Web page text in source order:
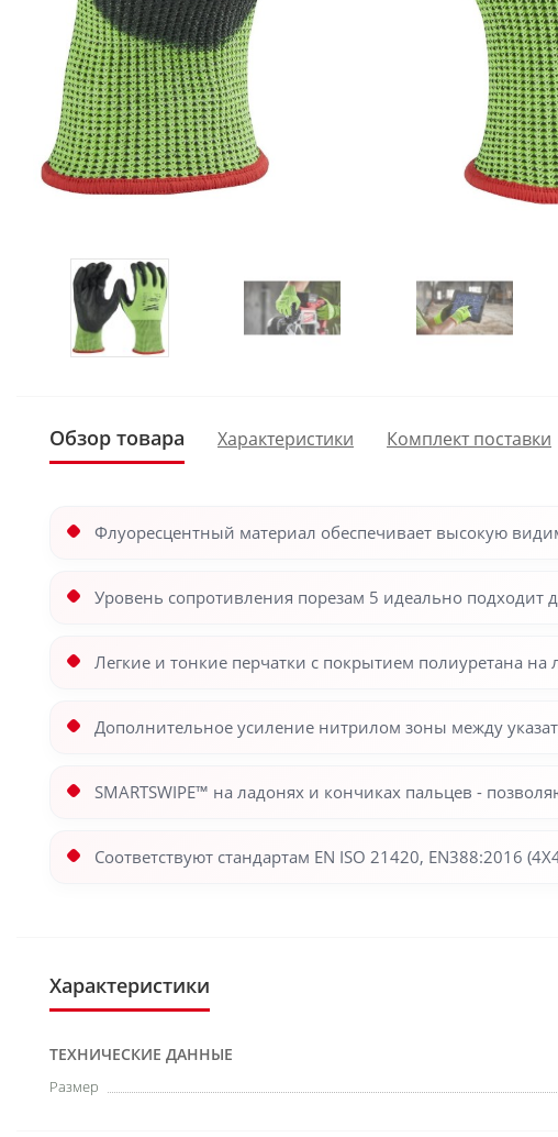
Обзор товара Характеристики Комплект поставки
Флуоресцентный материал обеспечивает высокую
Уровень сопротивления порезам 5 идеально подходит
Легкие и тонкие перчатки с покрытием полиуретана на
Дополнительное усиление нитрилом зоны между
SMARTSWIPE™ на ладонях и кончиках пальцев -
Соответствуют стандартам EN ISO 21420, EN388:2016
Характеристики
ТЕХНИЧЕСКИЕ ДАННЫЕ
Размер